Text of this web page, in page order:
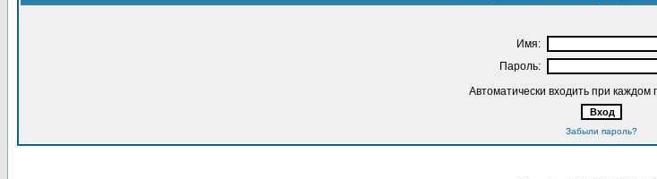
Имя:
Пароль:
Автоматически входить при каждом
Забыли пароль?